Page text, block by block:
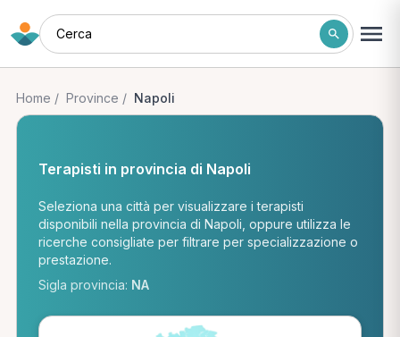
Cerca
Home / Province / Napoli
Terapisti in provincia di Napoli
Seleziona una città per visualizzare i terapisti
disponibili nella provincia di Napoli, oppure utilizza le
ricerche consigliate per filtrare per specializzazione o
prestazione.
Sigla provincia: NA